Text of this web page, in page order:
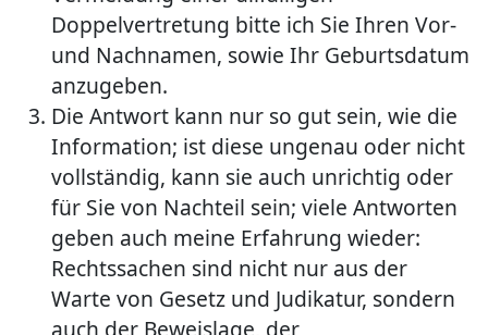
Doppelvertretung bitte ich Sie Ihren Vor-
und Nachnamen, sowie Ihr Geburtsdatum
anzugeben.
Die Antwort kann nur so gut sein, wie die
Information; ist diese ungenau oder nicht
vollständig, kann sie auch unrichtig oder
für Sie von Nachteil sein; viele Antworten
geben auch meine Erfahrung wieder:
Rechtssachen sind nicht nur aus der
Warte von Gesetz und Judikatur, sondern
auch der Beweislage, der